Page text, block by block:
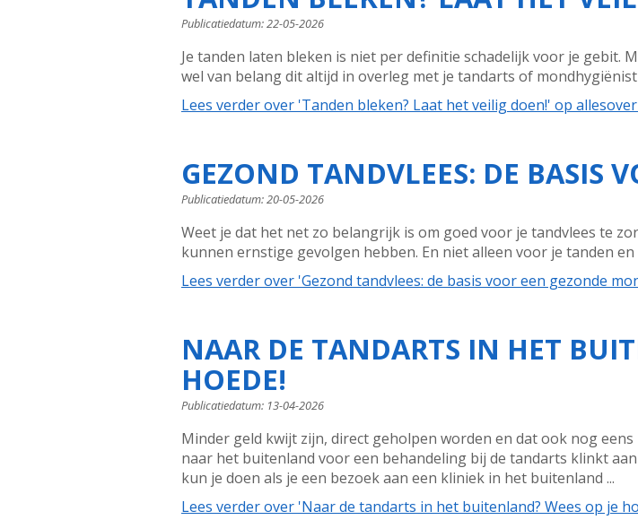
Publicatiedatum:22-05-2026
Je tanden laten bleken is niet per definitie schadelijk voor je gebit.
wel van belang dit altijd in overleg met je tandarts of
Lees verderover 'Tanden bleken? Laat het veilig doen!' op
GEZOND TANDVLEES: DE BASIS
Publicatiedatum:20-05-2026
Weet je dat het net zo belangrijk is om goed voor je tandvlees te
kunnen ernstige gevolgen hebben. En niet alleen voor je tanden en
Lees verderover 'Gezond tandvlees: de basis voor een gezonde
NAAR DE TANDARTS IN HET
HOEDE!
Publicatiedatum: 13-04-2026
Minder geld kwijt zijn, direct geholpen worden en dat ook nog
naar het buitenland voor een behandeling bij de tandarts klinkt
kun je doen als je een bezoek aan een kliniek in het buitenland ...
Lees verderover 'Naar de tandarts in het buitenland? Wees op je